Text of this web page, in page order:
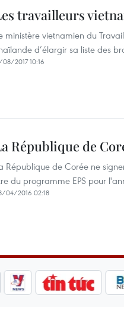
travailleurs
ministère vietnamien du
d’élargir sa liste des
08/2017 10:16
République de
République de Corée ne
du programme EPS pour
04/2016 02:18